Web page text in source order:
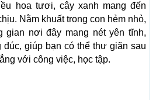
hoa tươi, cây xanh mang đến
Nằm khuất trong con hẻm nhỏ,
gian nơi đây mang nét yên tĩnh,
đúc, giúp bạn có thể thư giãn sau
với công việc, học tập.